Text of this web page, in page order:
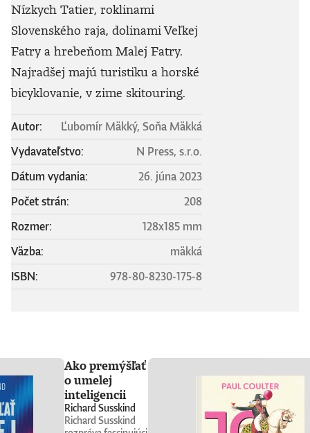
Nízkych Tatier, roklinami
Slovenského raja, dolinami Veľkej
Fatry a hrebeňom Malej Fatry.
Najradšej majú turistiku a horské
bicyklovanie, v zime skitouring.
Autor:
Ľubomír Mäkký, Soňa Mäkká
Vydavateľstvo:
N Press, s.r.o.
Dátum vydania:
26. júna 2023
Počet strán:
208
Rozmer:
128x185 mm
Väzba:
mäkká
ISBN:
978-80-8230-175-8
Ako premýšľať
o umelej
inteligencii
Richard Susskind
Richard Susskind